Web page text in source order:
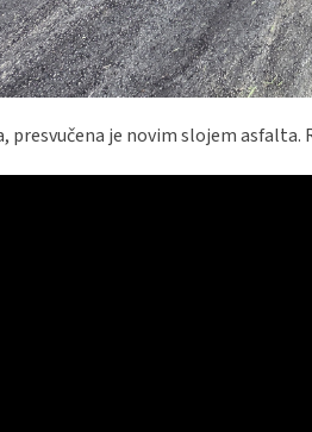
presvučena je novim slojem asfalta.